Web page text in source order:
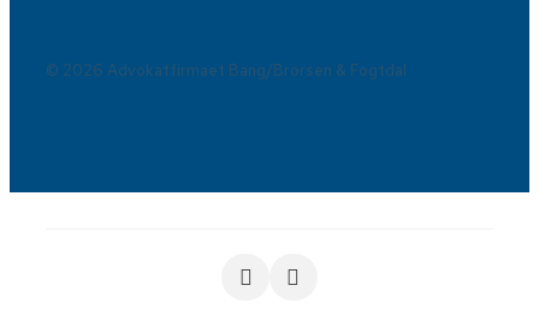
© 2026 Advokatfirmaet Bang/Brorsen & Fogtdal